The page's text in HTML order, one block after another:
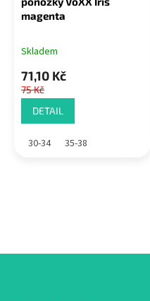
magenta
Skladem
71,10 Kč
75 Kč
DETAIL
30-34 35-38